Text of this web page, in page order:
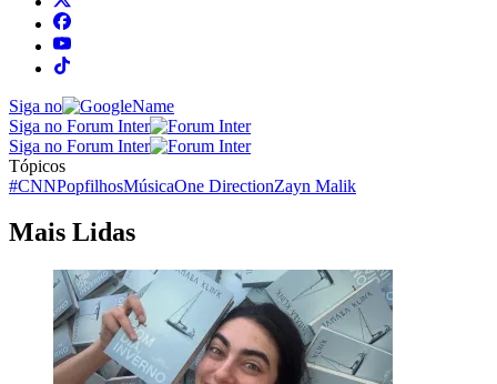
Siga no
Siga no Forum Inter
Siga no Forum Inter
Tópicos
#CNNPopfilhosMúsicaOne DirectionZayn Malik
Mais Lidas